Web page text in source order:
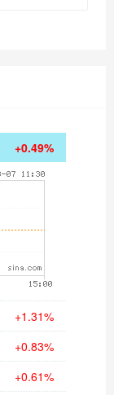
+0.49%
+1.31%
+0.83%
+0.61%